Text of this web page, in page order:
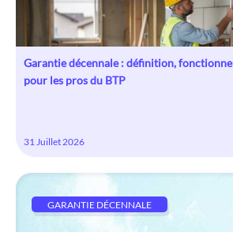
Garantie décennale : définition,
pour les pros du BTP
31 Juillet 2026
GARANTIE DÉCENNALE